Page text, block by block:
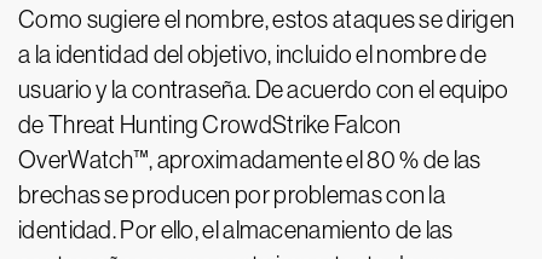
Como sugiere el nombre, estos ataques se dirigen
a la identidad del objetivo, incluido el nombre de
usuario y la contraseña. De acuerdo con el equipo
de Threat Hunting CrowdStrike Falcon
OverWatch™, aproximadamente el 80 % de las
brechas se producen por problemas con la
identidad. Por ello, el almacenamiento de las